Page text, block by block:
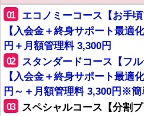
01
エコノミーコース【お手
【入会金＋終身サポート最適
円＋月額管理料 3,300円
02
スタンダードコース【フ
【入会金＋終身サポート最適
円～＋月額管理料 3,300円※
03
スペシャルコース【分割プ